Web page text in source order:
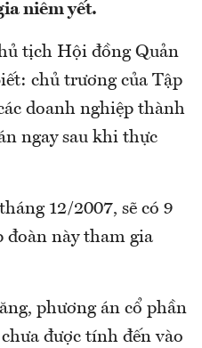
niêm yết.
tịch Hội đồng Quản
chủ trương của Tập
doanh nghiệp thành
ngay sau khi thực
12/2007, sẽ có 9
đoàn này tham gia
phương án cổ phần
được tính đến vào